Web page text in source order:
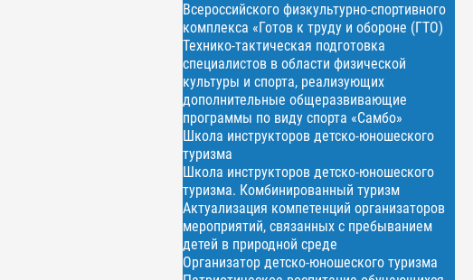
Всероссийского физкультурно-спортивного
комплекса «Готов к труду и обороне (ГТО)
Технико-тактическая подготовка
специалистов в области физической
культуры и спорта, реализующих
дополнительные общеразвивающие
программы по виду спорта «Самбо»
Школа инструкторов детско-юношеского
туризма
Школа инструкторов детско-юношеского
туризма. Комбинированный туризм
Актуализация компетенций организаторов
мероприятий, связанных с пребыванием
детей в природной среде
Организатор детско-юношеского туризма